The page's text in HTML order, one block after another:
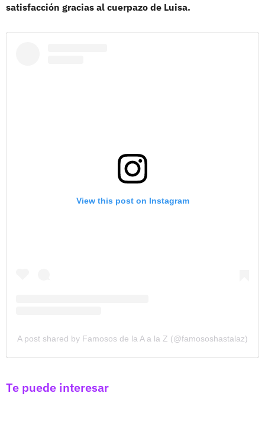
satisfacción gracias al cuerpazo de Luisa.
View this post on Instagram
A post shared by Famosos de la A a la Z (@famososhastalaz)
Te puede interesar